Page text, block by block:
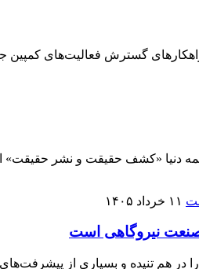
گسترش فعالیت‌های کمپین
همه دنیا «کشف حقیقت و نشر
۱۱ خرداد ۱۴۰۵
نیروگاهی است
در هم تنیده و بسیاری از